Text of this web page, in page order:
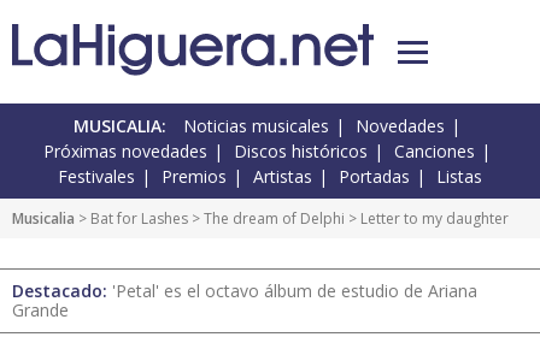
MUSICALIA: Noticias musicales
Novedades
Próximas novedades
Discos históricos
Canciones
Festivales
Premios Artistas Portadas Listas
Musicalia > Bat for Lashes >The dream of Delphi > Letter to my daughter
Destacado: 'Petal' es el octavo álbum de estudio de Ariana
Grande